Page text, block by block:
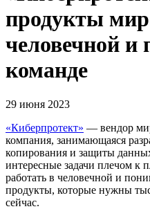
продукты
человечной
команде
29 июня 2023
«Киберпротект» — вендор
компания, занимающаяся
копирования и защиты
интересные задачи плечом к
работать в человечной и
продукты, которые нужны
сейчас.